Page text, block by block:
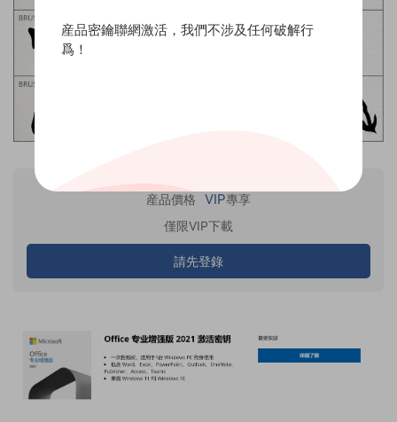
産品價格 VIP專享
僅限VIP下載
請先登錄
産品密鑰聯網激活，我們不涉及任何破解行
爲！